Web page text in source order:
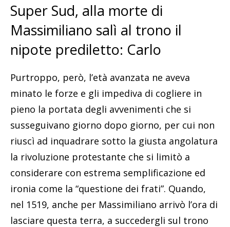
Super Sud, alla morte di
Massimiliano salì al trono il
nipote prediletto: Carlo
Purtroppo, però, l’età avanzata ne aveva
minato le forze e gli impediva di cogliere in
pieno la portata degli avvenimenti che si
susseguivano giorno dopo giorno, per cui non
riuscì ad inquadrare sotto la giusta angolatura
la rivoluzione protestante che si limitò a
considerare con estrema semplificazione ed
ironia come la “questione dei frati”. Quando,
nel 1519, anche per Massimiliano arrivò l’ora di
lasciare questa terra, a succedergli sul trono